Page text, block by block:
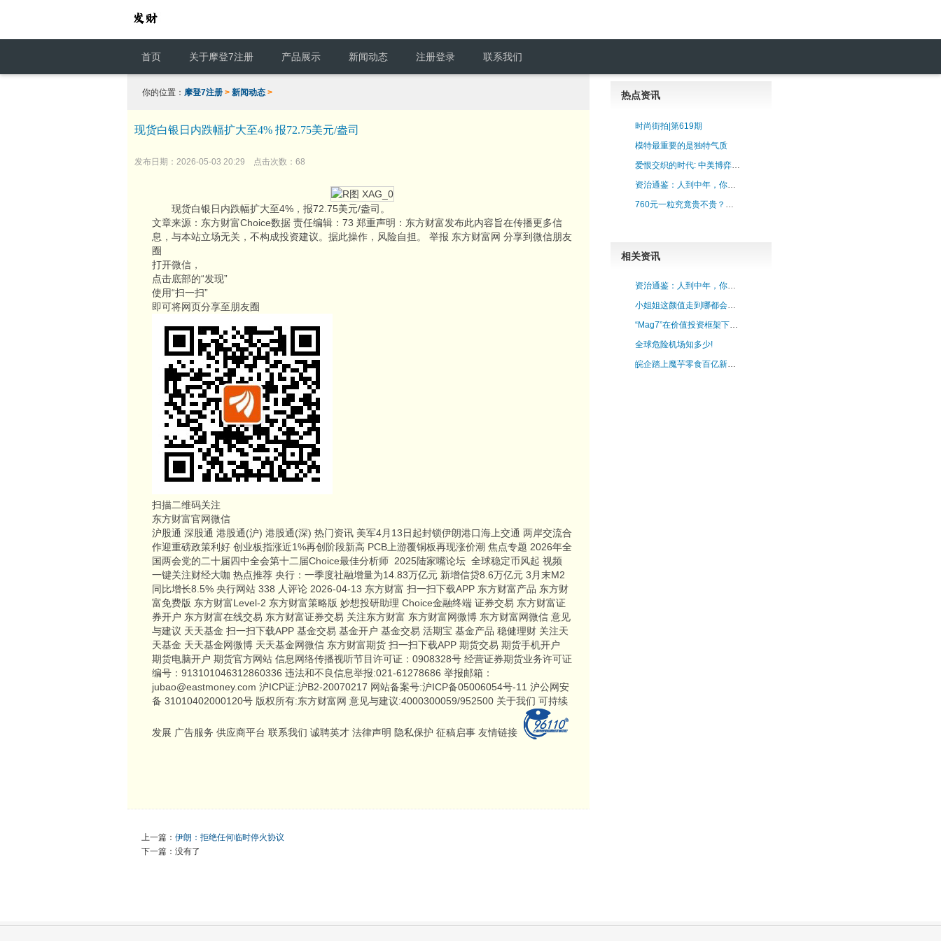
首页 关于摩登7注册 产品展示 新闻动态 注册登录 联系我们
你的位置： 摩登7注册 > 新闻动态 >
现货白银日内跌幅扩大至4% 报72.75美元/盎司
发布日期：2026-05-03 20:29 点击次数：68
现货白银日内跌幅扩大至4%，报72.75美元/盎司。
文章来源：东方财富Choice数据 责任编辑：73 郑重声明：东方财富发布此内容旨在传播更多信
息，与本站立场无关，不构成投资建议。据此操作，风险自担。 举报 东方财富网 分享到微信朋友
圈
打开微信，
点击底部的“发现”
使用“扫一扫”
即可将网页分享至朋友圈
扫描二维码关注
东方财富官网微信
沪股通 深股通 港股通(沪) 港股通(深) 热门资讯 美军4月13日起封锁伊朗港口海上交通 两岸交流合
作迎重磅政策利好 创业板指涨近1%再创阶段新高 PCB上游覆铜板再现涨价潮 焦点专题 2026年全
国两会党的二十届四中全会第十二届Choice最佳分析师 2025陆家嘴论坛 全球稳定币风起 视频
一键关注财经大咖 热点推荐 央行：一季度社融增量为14.83万亿元 新增信贷8.6万亿元 3月末M2
同比增长8.5% 央行网站 338 人评论 2026-04-13 东方财富 扫一扫下载APP 东方财富产品 东方财
富免费版 东方财富Level-2 东方财富策略版 妙想投研助理 Choice金融终端 证券交易 东方财富证
券开户 东方财富在线交易 东方财富证券交易 关注东方财富 东方财富网微博 东方财富网微信 意见
与建议 天天基金 扫一扫下载APP 基金交易 基金开户 基金交易 活期宝 基金产品 稳健理财 关注天
天基金 天天基金网微博 天天基金网微信 东方财富期货 扫一扫下载APP 期货交易 期货手机开户
期货电脑开户 期货官方网站 信息网络传播视听节目许可证：0908328号 经营证券期货业务许可证
编号：913101046312860336 违法和不良信息举报:021-61278686 举报邮箱：
jubao@eastmoney.com 沪ICP证:沪B2-20070217 网站备案号:沪ICP备05006054号-11 沪公网安
备 31010402000120号 版权所有:东方财富网 意见与建议:4000300059/952500 关于我们 可持续
发展 广告服务 供应商平台 联系我们 诚聘英才 法律声明 隐私保护 征稿启事 友情链接
上一篇： 伊朗：拒绝任何临时停火协议
下一篇：没有了
热点资讯
时尚街拍|第619期
模特最重要的是独特气质
爱恨交织的时代: 中美博弈, 谁将主导未来?
资治通鉴：人到中年，你会明白，放下对别人的期望，不是放过别人，而是放过自己，别再
760元一粒究竟贵不贵？半年报正式披露，片仔癀第二张王牌呼之欲出！
相关资讯
资治通鉴：人到中年，你会明白，放下对别人的期望，不是放过别人，而是放过自己，别再
小姐姐这颜值走到哪都会是焦点
“Mag7”在价值投资框架下有确定性机会
全球危险机场知多少!
皖企踏上魔芋零食百亿新赛道 _大皖新闻 | 安徽网